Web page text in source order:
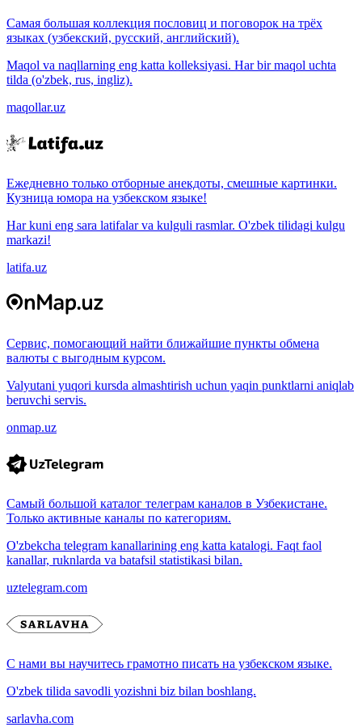
Самая большая коллекция пословиц и поговорок на трёх
языках (узбекский, русский, английский).
Maqol va naqllarning eng katta kolleksiyasi. Har bir maqol uchta
tilda (o'zbek, rus, ingliz).
maqollar.uz
Ежедневно только отборные анекдоты, смешные картинки.
Кузница юмора на узбекском языке!
Har kuni eng sara latifalar va kulguli rasmlar. O'zbek tilidagi kulgu
markazi!
latifa.uz
Сервис, помогающий найти ближайшие пункты обмена
валюты с выгодным курсом.
Valyutani yuqori kursda almashtirish uchun yaqin punktlarni aniqlab
beruvchi servis.
onmap.uz
Самый большой каталог телеграм каналов в Узбекистане.
Только активные каналы по категориям.
O'zbekcha telegram kanallarining eng katta katalogi. Faqt faol
kanallar, ruknlarda va batafsil statistikasi bilan.
uztelegram.com
С нами вы научитесь грамотно писать на узбекском языке.
O'zbek tilida savodli yozishni biz bilan boshlang.
sarlavha.com